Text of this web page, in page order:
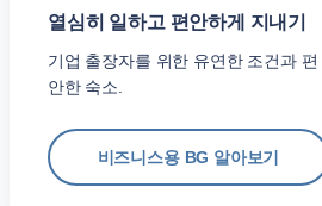
열심히 일하고 편안하게 지내기
기업 출장자를 위한 유연한 조건과 편
안한 숙소.
비즈니스용 BG 알아보기